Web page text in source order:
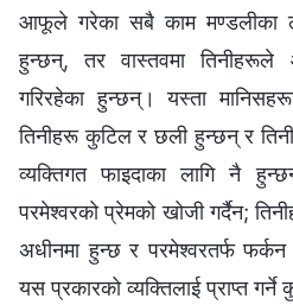
आफूले गरेका सबै काम मण्डलीका
हुन्छन्, तर वास्तवमा तिनीहरूले
गरिरहेका हुन्छन्। यस्ता
तिनीहरू कुटिल र छली हुन्छन् र
व्यक्तिगत फाइदाका लागि नै
परमेश्‍वरको प्रेमको खोजी गर्दैन;
अधीनमा हुन्छ र परमेश्‍वरतर्फ
यस प्रकारको व्यक्तिलाई प्राप्त